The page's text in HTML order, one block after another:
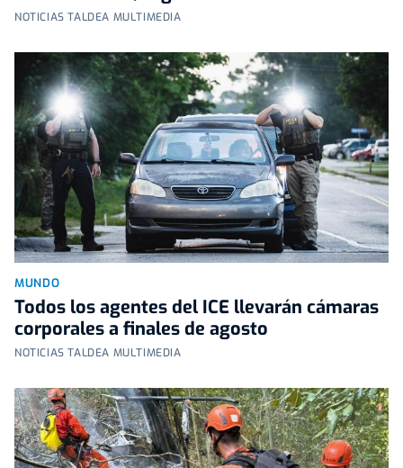
NOTICIAS TALDEA MULTIMEDIA
MUNDO
Todos los agentes del ICE llevarán cámaras
corporales a finales de agosto
NOTICIAS TALDEA MULTIMEDIA